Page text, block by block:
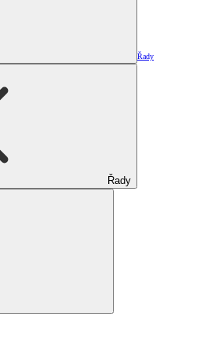
Řady
Řady